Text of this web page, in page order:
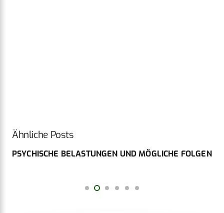
Ähnliche Posts
PSYCHISCHE BELASTUNGEN UND MÖGLICHE FOLGEN